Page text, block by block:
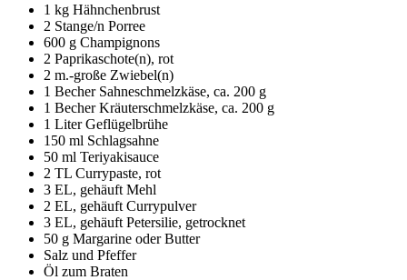
1 kg Hähnchenbrust
2 Stange/n Porree
600 g Champignons
2 Paprikaschote(n), rot
2 m.-große Zwiebel(n)
1 Becher Sahneschmelzkäse, ca. 200 g
1 Becher Kräuterschmelzkäse, ca. 200 g
1 Liter Geflügelbrühe
150 ml Schlagsahne
50 ml Teriyakisauce
2 TL Currypaste, rot
3 EL, gehäuft Mehl
2 EL, gehäuft Currypulver
3 EL, gehäuft Petersilie, getrocknet
50 g Margarine oder Butter
Salz und Pfeffer
Öl zum Braten